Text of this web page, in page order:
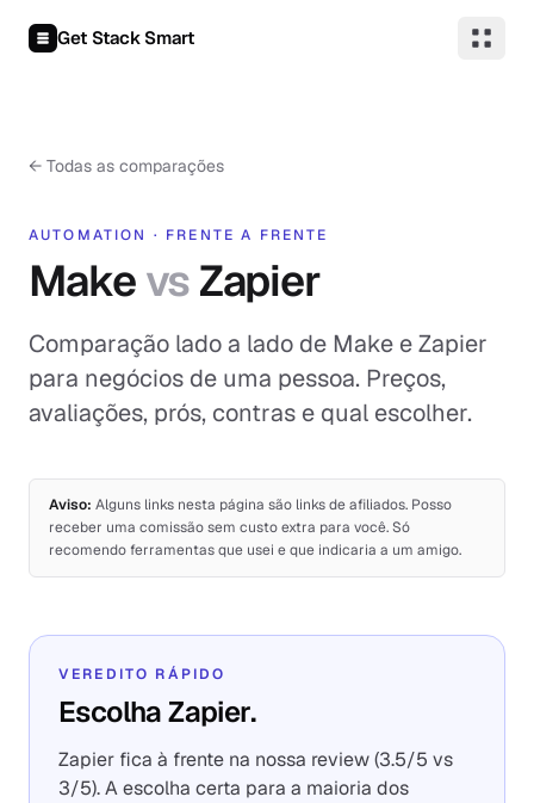
Get Stack Smart
← Todas as comparações
AUTOMATION · FRENTE A FRENTE
MakevsZapier
Comparação lado a lado de Make e Zapier
para negócios de uma pessoa. Preços,
avaliações, prós, contras e qual escolher.
Aviso: Alguns links nesta página são links de afiliados. Posso
receber uma comissão sem custo extra para você. Só
recomendo ferramentas que usei e que indicaria a um amigo.
VEREDITO RÁPIDO
Escolha Zapier.
Zapier fica à frente na nossa review (3.5/5 vs
3/5). A escolha certa para a maioria dos